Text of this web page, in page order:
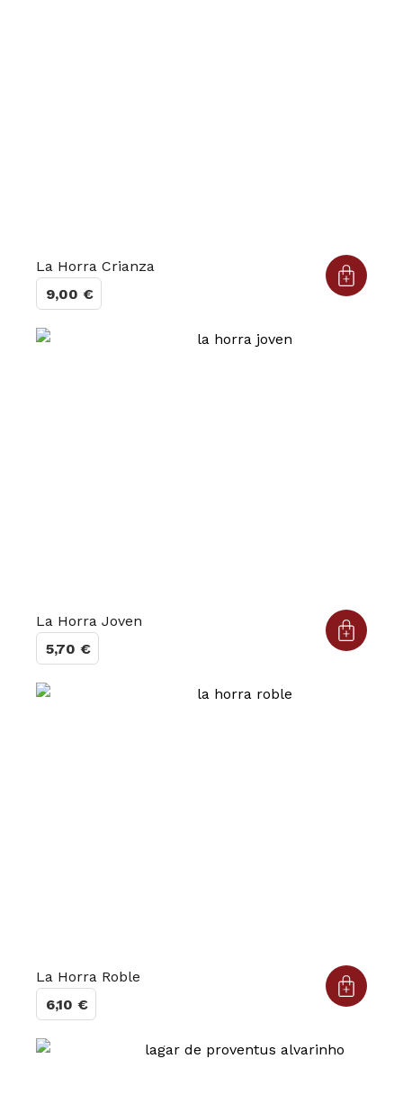
La Horra Crianza
9,00€
La Horra Joven
5,70€
La Horra Roble
6,10€